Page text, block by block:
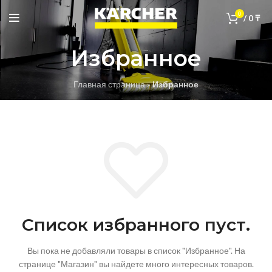
0 / 0₸
Избранное
Главная страница»Избранное
Список избранного пуст.
Вы пока не добавляли товары в список "Избранное". На
странице "Магазин" вы найдете много интересных товаров.